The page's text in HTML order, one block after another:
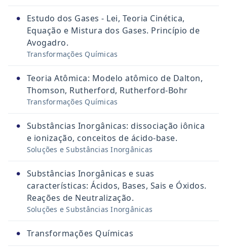
•
Estudo dos Gases - Lei, Teoria Cinética,
Equação e Mistura dos Gases. Princípio de
Avogadro.
Transformações Químicas
• Teoria Atômica: Modelo atômico de Dalton,
Thomson, Rutherford, Rutherford-Bohr
Transformações Químicas
• Substâncias Inorgânicas: dissociação iônica
e ionização, conceitos de ácido-base.
Soluções e Substâncias Inorgânicas
• Substâncias Inorgânicas e suas
características: Ácidos, Bases, Sais e Óxidos.
Reações de Neutralização.
Soluções e Substâncias Inorgânicas
• Transformações Químicas